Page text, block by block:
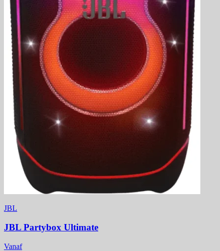
JBL
JBL Partybox Ultimate
Vanaf